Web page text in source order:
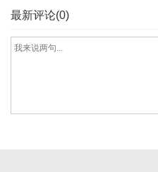
最新评论(0)